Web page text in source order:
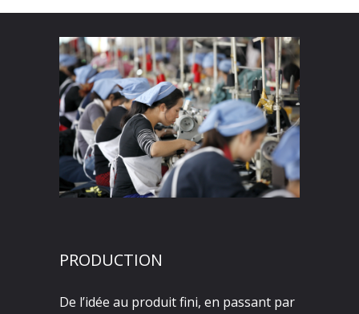
PRODUCTION
De l’idée au produit fini, en passant par